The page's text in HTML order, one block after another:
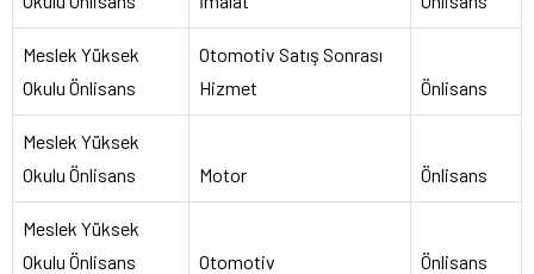
Meslek Yüksek
Okulu Önlisans
Otomotiv Satış Sonrası
Hizmet
Önlisans
Meslek Yüksek
Okulu Önlisans
Motor Önlisans
Meslek Yüksek
Okulu Önlisans
Otomotiv Önlisans